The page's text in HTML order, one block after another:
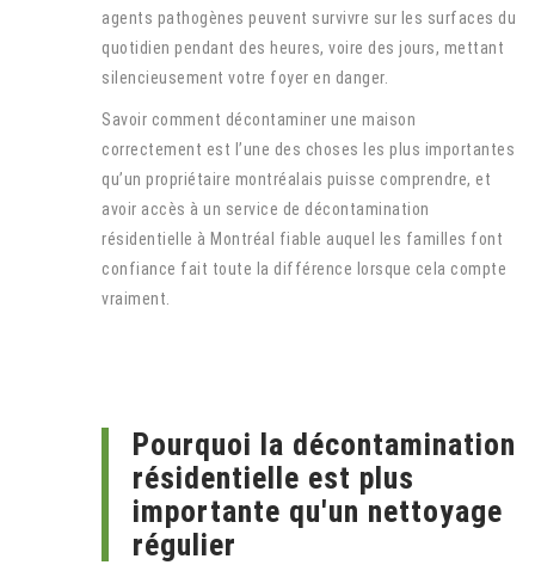
agents pathogènes peuvent survivre sur les surfaces du
quotidien pendant des heures, voire des jours, mettant
silencieusement votre foyer en danger.
Savoir comment décontaminer une maison
correctement est l’une des choses les plus importantes
qu’un propriétaire montréalais puisse comprendre, et
avoir accès à un service de décontamination
résidentielle à Montréal fiable auquel les familles font
confiance fait toute la différence lorsque cela compte
vraiment.
Pourquoi la décontamination
résidentielle est plus
importante qu'un nettoyage
régulier